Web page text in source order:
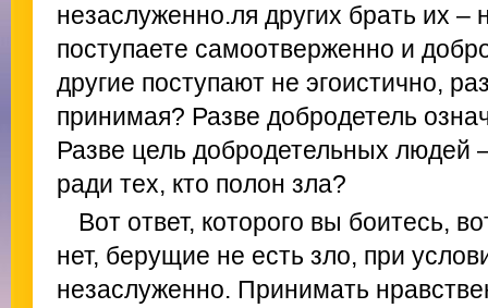
незаслуженно.ля других брать их –
поступаете самоотверженно и
другие поступают не эгоистично,
принимая? Разве добродетель
Разве цель добродетельных людей
ради тех, кто полон зла?
Вот ответ, которого вы боитесь,
нет, берущие не есть зло, при
незаслуженно. Принимать